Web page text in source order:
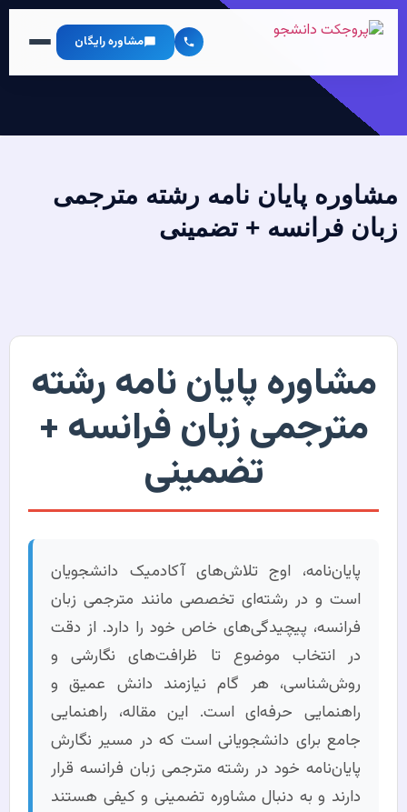
مشاوره رایگان
مشاوره پایان نامه رشته مترجمی
زبان فرانسه + تضمینی
مشاوره پایان نامه رشته
مترجمی زبان فرانسه +
تضمینی
پایان‌نامه، اوج تلاش‌های آکادمیک دانشجویان
است و در رشته‌ای تخصصی مانند مترجمی زبان
فرانسه، پیچیدگی‌های خاص خود را دارد. از دقت
در انتخاب موضوع تا ظرافت‌های نگارشی و
روش‌شناسی، هر گام نیازمند دانش عمیق و
راهنمایی حرفه‌ای است. این مقاله، راهنمایی
جامع برای دانشجویانی است که در مسیر نگارش
پایان‌نامه خود در رشته مترجمی زبان فرانسه قرار
دارند و به دنبال مشاوره تضمینی و کیفی هستند